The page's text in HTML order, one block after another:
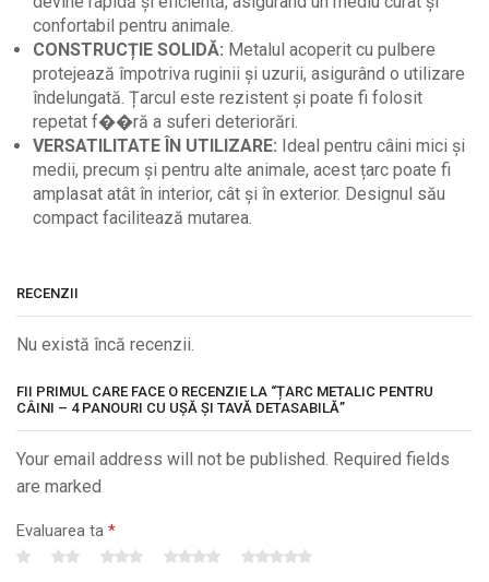
confortabil pentru animale.
CONSTRUCȚIE SOLIDĂ: Metalul acoperit cu pulbere
protejează împotriva ruginii și uzurii, asigurând o utilizare
îndelungată. Țarcul este rezistent și poate fi folosit
repetat f��ră a suferi deteriorări.
VERSATILITATE ÎN UTILIZARE: Ideal pentru câini mici și
medii, precum și pentru alte animale, acest țarc poate fi
amplasat atât în interior, cât și în exterior. Designul său
compact facilitează mutarea.
RECENZII
Nu există încă recenzii.
FII PRIMUL CARE FACE O RECENZIE LA “ȚARC METALIC PENTRU
CÂINI – 4 PANOURI CU UȘĂ ȘI TAVĂ DETASABILĂ”
Your email address will not be published. Required fields
are marked
Evaluarea ta *